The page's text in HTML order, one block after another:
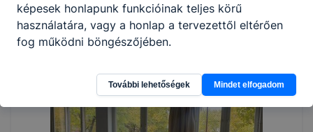
képesek honlapunk funkcióinak teljes körű
használatára, vagy a honlap a tervezettől eltérően
fog működni böngészőjében.
További lehetőségek Mindet elfogadom